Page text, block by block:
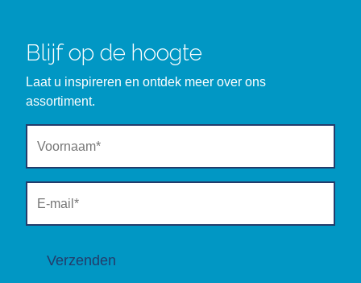
Blijf op de hoogte
Laat u inspireren en ontdek meer over ons
assortiment.
Verzenden